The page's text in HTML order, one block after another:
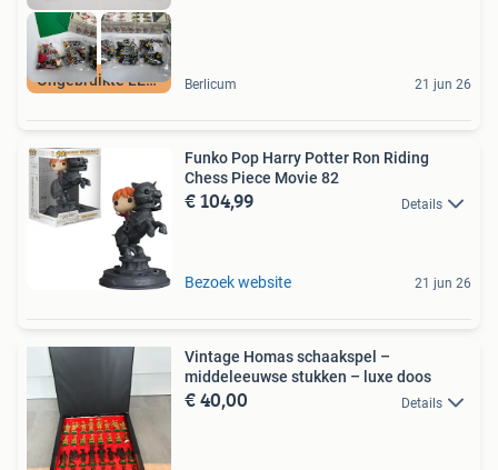
Ongebruikte LEGO Berlicum 21 jun 26
Funko Pop Harry Potter Ron Riding
Chess Piece Movie 82
€ 104,99 Details
Bezoek website 21 jun 26
Vintage Homas schaakspel –
middeleeuwse stukken – luxe doos
€ 40,00 Details